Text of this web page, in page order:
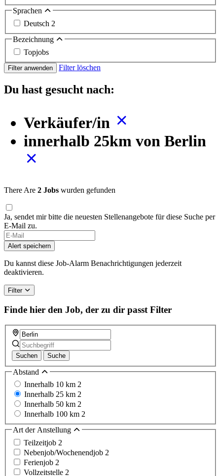
Sprachen
Deutsch 2
Bezeichnung
Topjobs
Filter anwenden Filter löschen
Du hast gesucht nach:
Verkäufer/in
innerhalb 25km von Berlin
There Are 2 Jobs wurden gefunden
Ja, sendet mir bitte die neuesten Stellenangebote für diese Suche per
E-Mail zu.
If
you
are
a
human,
this
field
Alert speichern
Du kannst diese Job-Alarm Benachrichtigungen jederzeit
deaktivieren.
Filter
Finde hier den Job, der zu dir passt Filter
Suchen Suche
Abstand
Innerhalb 10 km 2
Innerhalb 25 km 2
Innerhalb 50 km 2
Innerhalb 100 km 2
Art der Anstellung
Teilzeitjob 2
Nebenjob/Wochenendjob 2
Ferienjob 2
Vollzeitstelle 2